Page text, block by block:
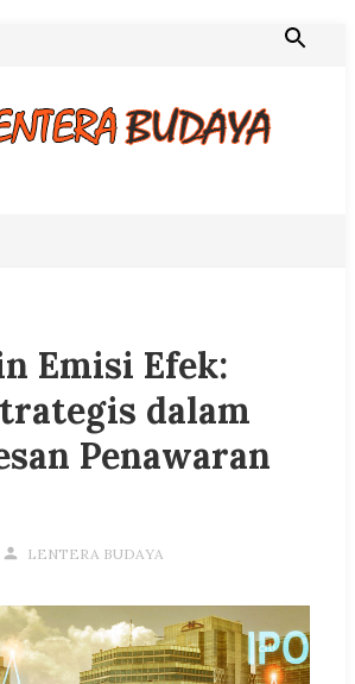
Emisi Efek:
dalam
Penawaran
LENTERA BUDAYA